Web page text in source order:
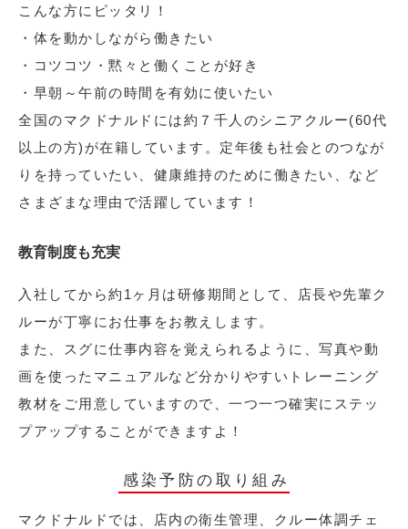
こんな方にピッタリ！
・体を動かしながら働きたい
・コツコツ・黙々と働くことが好き
・早朝～午前の時間を有効に使いたい
全国のマクドナルドには約７千人のシニアクルー(60代
以上の方)が在籍しています。定年後も社会とのつなが
りを持っていたい、健康維持のために働きたい、など
さまざまな理由で活躍しています！
教育制度も充実
入社してから約1ヶ月は研修期間として、店長や先輩ク
ルーが丁寧にお仕事をお教えします。
また、スグに仕事内容を覚えられるように、写真や動
画を使ったマニュアルなど分かりやすいトレーニング
教材をご用意していますので、一つ一つ確実にステッ
プアップすることができますよ！
感染予防の取り組み
マクドナルドでは、店内の衛生管理、クルー体調チェ